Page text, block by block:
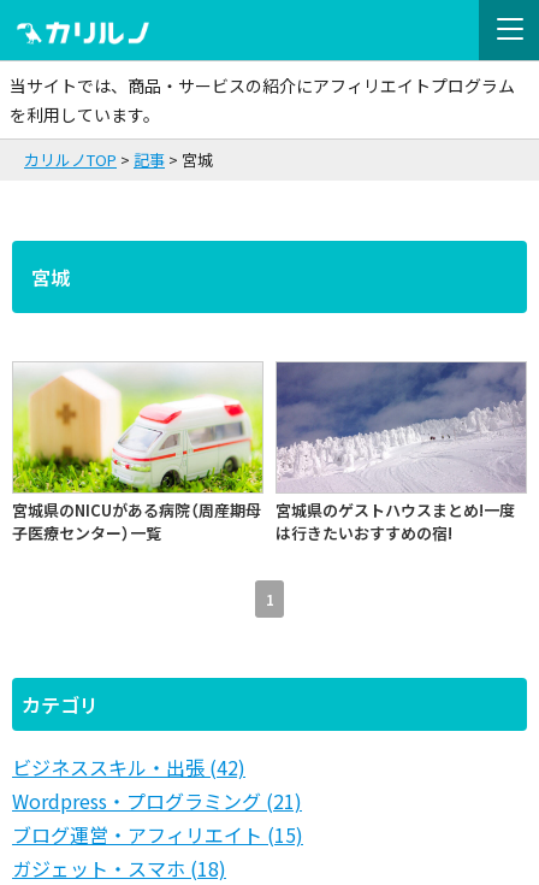
当サイトでは、商品・サービスの紹介にアフィリエイトプログラム
を利用しています。
カリルノTOP 記事 宮城
宮城
宮城県のNICUがある病院（周産期母
子医療センター）一覧
宮城県のゲストハウスまとめ!一度
は行きたいおすすめの宿!
1
カテゴリ
ビジネススキル・出張 (42)
Wordpress・プログラミング (21)
ブログ運営・アフィリエイト (15)
ガジェット・スマホ (18)